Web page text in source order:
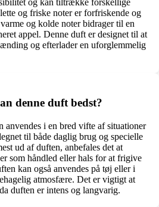
og kan tiltrække forskellige
og friske noter er forfriskende og
og kolde noter bidrager til en
appel. Denne duft er designet til at
og efterlader en uforglemmelig
denne duft bedst?
anvendes i en bred vifte af situationer
til både daglig brug og specielle
ud af duften, anbefales det at
som håndled eller hals for at frigive
kan også anvendes på tøj eller i
atmosfære. Det er vigtigt at
duften er intens og langvarig.